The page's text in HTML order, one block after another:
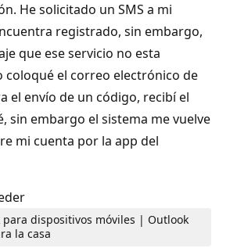
He solicitado un SMS a mi
registrado, sin embargo,
que ese servicio no esta
coloqué el correo electrónico de
el envío de un código, recibí el
sin embargo el sistema me vuelve
mi cuenta por la app del
dispositivos móviles | Outlook
la casa